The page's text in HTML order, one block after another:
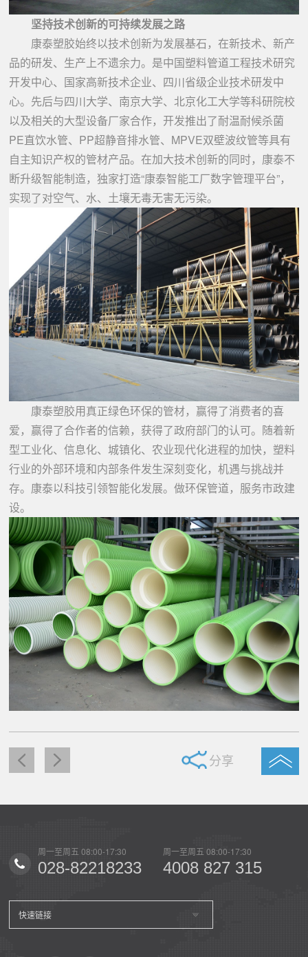
坚持技术创新的可持续发展之路
康泰塑胶始终以技术创新为发展基石，在新技术、新产
品的研发、生产上不遗余力。是中国塑料管道工程技术研究
开发中心、国家高新技术企业、四川省级企业技术研发中
心。先后与四川大学、南京大学、北京化工大学等科研院校
以及相关的大型设备厂家合作，开发推出了耐温耐候杀菌
PE直饮水管、PP超静音排水管、MPVE双壁波纹管等具有
自主知识产权的管材产品。在加大技术创新的同时，康泰不
断升级智能制造，独家打造“康泰智能工厂数字管理平台”，
实现了对空气、水、土壤无毒无害无污染。
康泰塑胶用真正绿色环保的管材，赢得了消费者的喜
爱，赢得了合作者的信赖，获得了政府部门的认可。随着新
型工业化、信息化、城镇化、农业现代化进程的加快，塑料
行业的外部环境和内部条件发生深刻变化，机遇与挑战并
存。康泰以科技引领智能化发展。做环保管道，服务市政建
设。
分享
周一至周五 08:00-17:30
4008 827 315
周一至周五 08:00-17:30
028-82218233
快速链接